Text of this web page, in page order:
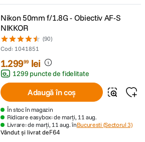
Nikon 50mm f/1.8G - Obiectiv AF-S
NIKKOR
(90)
Cod: 1041851
1.29999 lei
1299 puncte de fidelitate
Adaugă în coș
În stoc în magazin
Ridicare easybox: de marți, 11 aug.
Livrare: de marți, 11 aug. înBucuresti (Sectorul 3)
Vândut și livrat deF64